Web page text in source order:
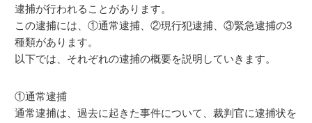
逮捕が行われることがあります。
この逮捕には、①通常逮捕、②現行犯逮捕、③緊急逮捕の3
種類があります。
以下では、それぞれの逮捕の概要を説明していきます。
①通常逮捕
通常逮捕は、過去に起きた事件について、裁判官に逮捕状を